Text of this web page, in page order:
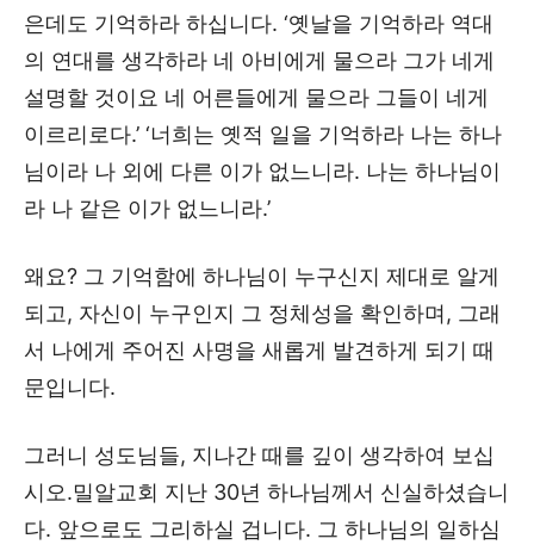
은데도 기억하라 하십니다. ‘옛날을 기억하라 역대
의 연대를 생각하라 네 아비에게 물으라 그가 네게
설명할 것이요 네 어른들에게 물으라 그들이 네게
이르리로다.’ ‘너희는 옛적 일을 기억하라 나는 하나
님이라 나 외에 다른 이가 없느니라. 나는 하나님이
라 나 같은 이가 없느니라.’
왜요? 그 기억함에 하나님이 누구신지 제대로 알게
되고, 자신이 누구인지 그 정체성을 확인하며, 그래
서 나에게 주어진 사명을 새롭게 발견하게 되기 때
문입니다.
그러니 성도님들, 지나간 때를 깊이 생각하여 보십
시오.밀알교회 지난 30년 하나님께서 신실하셨습니
다. 앞으로도 그리하실 겁니다. 그 하나님의 일하심